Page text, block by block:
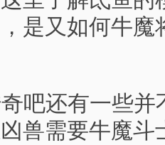
是又如何牛魔
吧还有一些并
兽需要牛魔斗